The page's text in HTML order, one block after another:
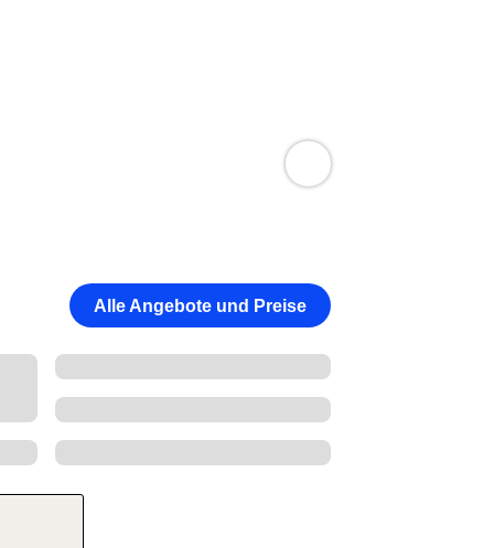
Alle Angebote und Preise